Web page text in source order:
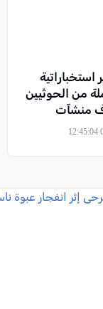
من الحوثيين
منشآت